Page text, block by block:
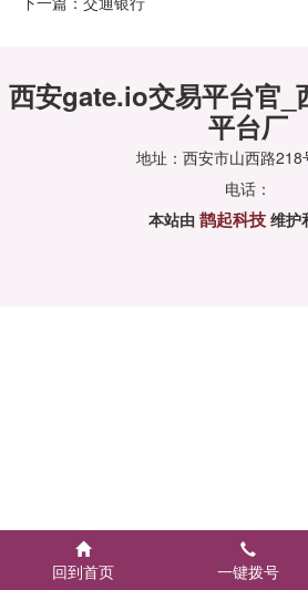
西安gate.io交易平台官
平台厂
地址：西安市山西路218
电话：
本站由 鹊起科技 维护
回到首页 一键拨号